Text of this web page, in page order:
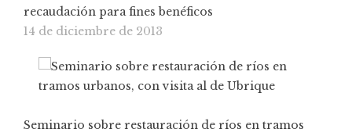
recaudación para fines benéficos
14 de diciembre de 2013
Seminario sobre restauración de ríos en tramos